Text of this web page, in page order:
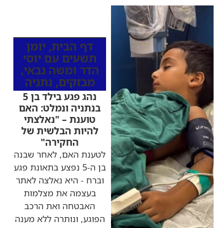
דף הבית, יומן
תשעים עם יוסי
הדר ומשה גבאי,
מבזקים, נתניה
נהג פגע בילד בן 5
בנתניה ונמלט: האם
טוענת – "נאלצתי
להיות הבלשית של
החקירה"
לטענת האם, לאחר שבנה
בן ה-5 נפצע בתאונת פגע
וברח - היא נאלצה לאתר
בעצמה את מצלמות
האבטחה ואת הרכב
הפוגע, ונותרה ללא מענה